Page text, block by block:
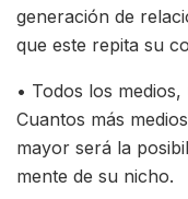
generación de
que este repita su
• Todos los medios,
Cuantos más
mayor será la
mente de su nicho.